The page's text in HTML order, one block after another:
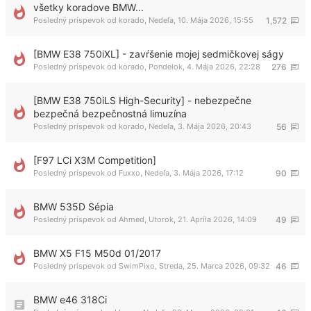
všetky koradove BMW...
1,572
Posledný príspevok od korado Nedeľa, 10. Mája 2026, 15:55
[BMW E38 750iXL] - zavŕšenie mojej sedmičkovej ságy
276
Posledný príspevok od korado Pondelok, 4. Mája 2026, 22:28
[BMW E38 750iLS High-Security] - nebezpečne
bezpečná bezpečnostná limuzína
56
Posledný príspevok od korado Nedeľa, 3. Mája 2026, 20:43
[F97 LCi X3M Competition]
90
Posledný príspevok od Fuxxo Nedeľa, 3. Mája 2026, 17:12
BMW 535D Sépia
49
Posledný príspevok od Ahmed Utorok, 21. Apríla 2026, 14:09
BMW X5 F15 M50d 01/2017
46
Posledný príspevok od SwimPixo Streda, 25. Marca 2026, 09:32
BMW e46 318Ci